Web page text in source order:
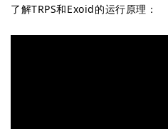
了解TRPS和Exoid的运行原理：